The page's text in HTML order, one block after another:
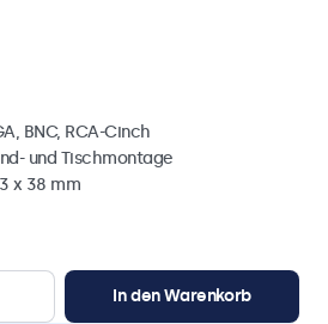
BNC, RCA-Cinch
und Tischmontage
x 38 mm
In den Warenkorb